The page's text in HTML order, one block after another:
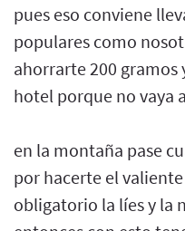
pues eso conviene
populares como
ahorrarte 200 gramos
hotel porque no vaya
en la montaña pase
por hacerte el
obligatorio la líes y la